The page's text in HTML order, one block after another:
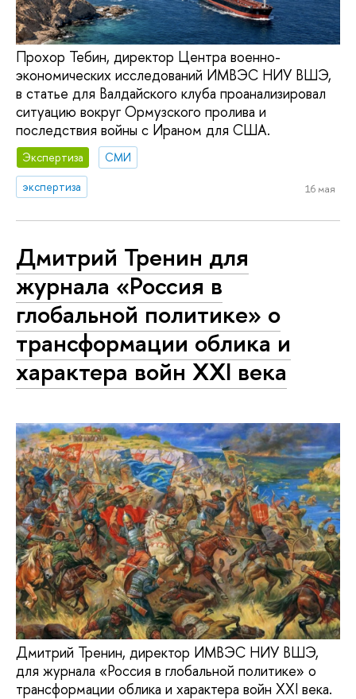
Прохор Тебин, директор Центра военно-
экономических исследований ИМВЭС НИУ ВШЭ,
в статье для Валдайского клуба проанализировал
ситуацию вокруг Ормузского пролива и
последствия войны с Ираном для США.
Экспертиза
СМИ
экспертиза
16 мая
Дмитрий Тренин для
журнала «Россия в
глобальной политике» о
трансформации облика и
характера войн XXI века
Дмитрий Тренин, директор ИМВЭС НИУ ВШЭ,
для журнала «Россия в глобальной политике» о
трансформации облика и характера войн XXI века.